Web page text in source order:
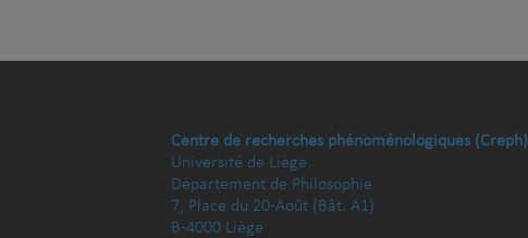
Centre de recherches phénoménologiques (Creph)
Université de Liège
Département de Philosophie
7, Place du 20-Août (Bât. A1)
B-4000 Liège